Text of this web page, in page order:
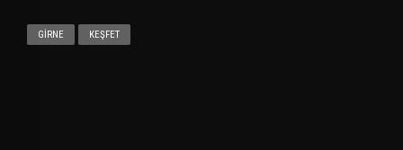
GIRNE KEŞFET